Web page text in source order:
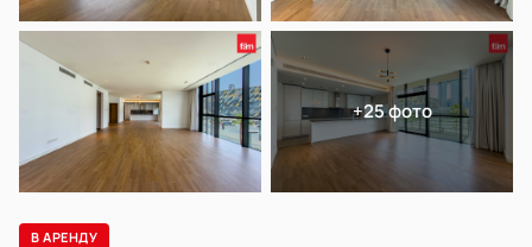
+25 фото
В АРЕНДУ